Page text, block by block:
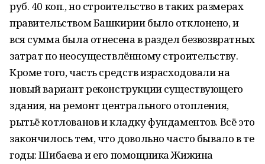
руб. 40 коп., но строительство в таких размерах
правительством Башкирии было отклонено, и
вся сумма была отнесена в раздел безвозвратных
затрат по неосуществлённому строительству.
Кроме того, часть средств израсходовали на
новый вариант реконструкции существующего
здания, на ремонт центрального отопления,
рытьё котлованов и кладку фундаментов. Всё это
закончилось тем, что довольно часто бывало в те
годы: Шибаева и его помощника Жижина